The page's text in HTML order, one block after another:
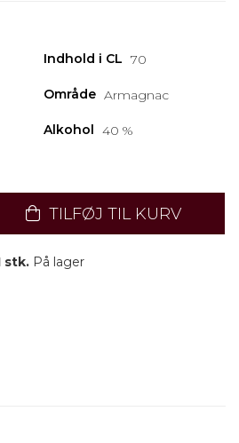
Indhold i CL 70
Område Armagnac
Alkohol 40 %
TILFØJ TIL KURV
stk. På lager